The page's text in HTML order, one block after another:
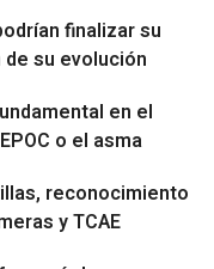
finalizar su
su evolución
en el
o el asma
reconocimiento
y TCAE